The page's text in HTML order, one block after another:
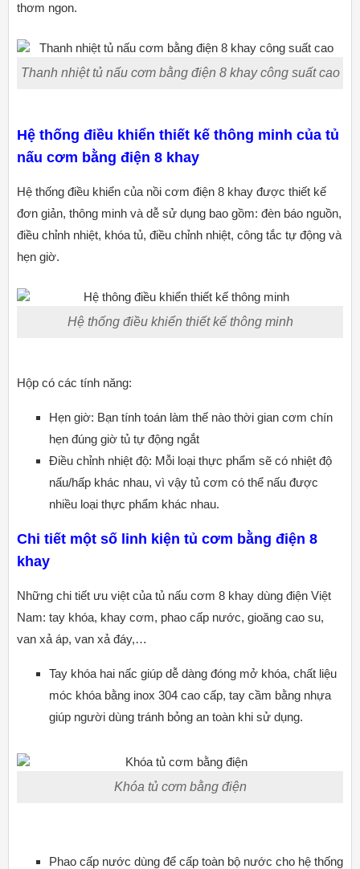
thơm ngon.
Thanh nhiệt tủ nấu cơm bằng điện 8 khay công suất cao
Hệ thống điều khiển thiết kế thông minh của tủ
nấu cơm bằng điện 8 khay
Hệ thống điều khiển của nồi cơm điện 8 khay được thiết kế
đơn giản, thông minh và dễ sử dụng bao gồm: đèn báo nguồn,
điều chỉnh nhiệt, khóa tủ, điều chỉnh nhiệt, công tắc tự động và
hẹn giờ.
Hệ thống điều khiển thiết kế thông minh
Hộp có các tính năng:
Hẹn giờ: Bạn tính toán làm thế nào thời gian cơm chín
hẹn đúng giờ tủ tự động ngắt
Điều chỉnh nhiệt độ: Mỗi loại thực phẩm sẽ có nhiệt độ
nấu/hấp khác nhau, vì vậy tủ cơm có thể nấu được
nhiều loại thực phẩm khác nhau.
Chi tiết một số linh kiện tủ cơm bằng điện 8
khay
Những chi tiết ưu việt của tủ nấu cơm 8 khay dùng điện Việt
Nam: tay khóa, khay cơm, phao cấp nước, gioăng cao su,
van xả áp, van xả đáy,…
Tay khóa hai nấc giúp dễ dàng đóng mở khóa, chất liệu
móc khóa bằng inox 304 cao cấp, tay cầm bằng nhựa
giúp người dùng tránh bỏng an toàn khi sử dụng.
Khóa tủ cơm bằng điện
Phao cấp nước dùng để cấp toàn bộ nước cho hệ thống